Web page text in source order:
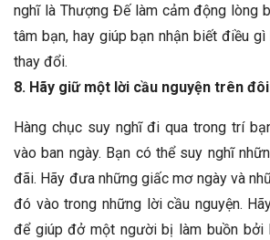
nghĩ là Thượng Đế làm cảm động lòng
tâm bạn, hay giúp bạn nhận biết điều
thay đổi.
8. Hãy giữ một lời cầu nguyện trên
Hàng chục suy nghĩ đi qua trong trí
vào ban ngày. Bạn có thể suy nghĩ
đãi. Hãy đưa những giấc mơ ngày và
đó vào trong những lời cầu nguyện.
để giúp đở một người bị làm buồn bởi